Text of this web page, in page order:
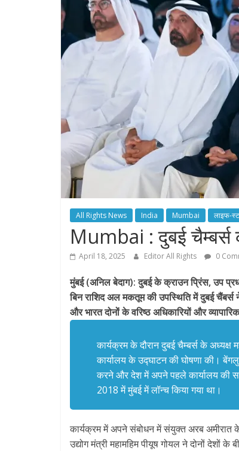
All Rights News India Mumbai लाइफ-
Mumbai : दुबई चैम्बर्स
April 18, 2025 Editor All Rights 0
मुंबई (अनिल बेदाग): दुबई के क्राउन प्रिंस, उप
बिन राशिद अल मकतूम की उपस्थिति में दुबई
और भारत दोनों के वरिष्ठ अधिकारियों और
कार्यक्रम के दौरान दुबई चैम्बर्स के अध्यक्ष
कार्यालय के उद्घाटन की घोषणा की।
करने और देश में अपने पहले कार्यालय की
2018 में मुंबई में लॉन्च किया गया था।
कार्यक्रम में अपने संबोधन में संयुक्त अरब अमीरात
उद्योग मंत्री महामहिम पीयूष गोयल ने दोनों देशों